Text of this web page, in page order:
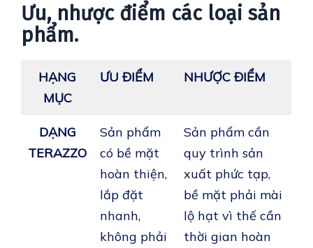
Ưu, nhược điểm các loại sản
phẩm.
HẠNG
MỤC
ƯU ĐIỂM NHƯỢC ĐIỂM
DẠNG
TERAZZO
Sản phẩm
có bề mặt
hoàn thiện,
lắp đặt
nhanh,
không phải
Sản phẩm cần
quy trình sản
xuất phức tạp,
bề mặt phải mài
lộ hạt vì thế cần
thời gian hoàn